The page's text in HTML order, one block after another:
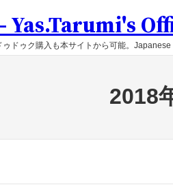
Yas.Tarumi's
ドゥク購入も本サイトから可能。
2018